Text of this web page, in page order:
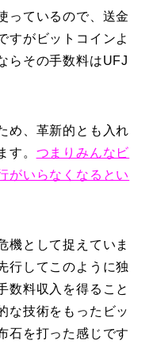
っているので、送金
すがビットコインよ
らその手数料はUFJ
め、革新的とも入れ
す。 つまりみんなビ
がいらなくなるとい
機として捉えていま
行してこのように独
数料収入を得ること
技術をもったビッ
石を打った感じです